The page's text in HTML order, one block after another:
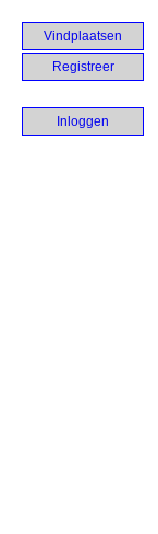
Vindplaatsen
Registreer
Inloggen